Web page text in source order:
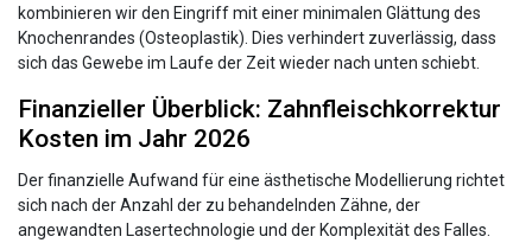
kombinieren wir den Eingriff mit einer minimalen Glättung des
Knochenrandes (Osteoplastik). Dies verhindert zuverlässig, dass
sich das Gewebe im Laufe der Zeit wieder nach unten schiebt.
Finanzieller Überblick: Zahnfleischkorrektur
Kosten im Jahr 2026
Der finanzielle Aufwand für eine ästhetische Modellierung richtet
sich nach der Anzahl der zu behandelnden Zähne, der
angewandten Lasertechnologie und der Komplexität des Falles.